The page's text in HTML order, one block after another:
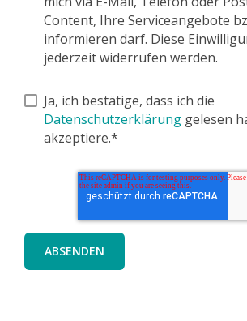
Content, Ihre Serviceangebote
informieren darf. Diese
jederzeit widerrufen werden.
Ja, ich bestätige, dass ich die
Datenschutzerklärung gelesen
akzeptiere.*